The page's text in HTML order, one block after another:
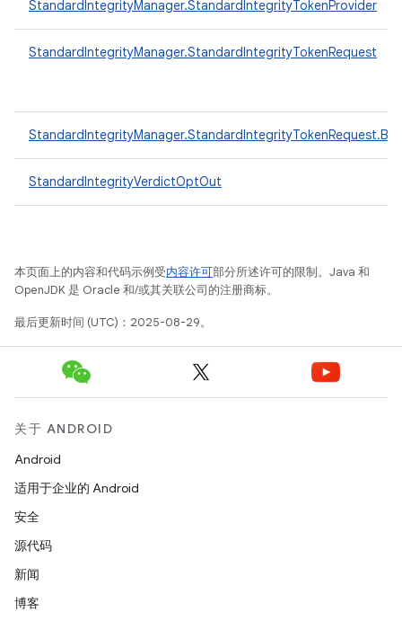
StandardIntegrityManager.StandardIntegrityTokenProvider
StandardIntegrityManager.StandardIntegrityTokenRequest
StandardIntegrityVerdictOptOut
本页面上的内容和代码示例受内容许可部分所述许可的限制。Java 和
OpenJDK 是 Oracle 和/或其关联公司的注册商标。
最后更新时间 (UTC)：2025-08-29。
关于 ANDROID
Android
适用于企业的 Android
安全
源代码
新闻
博客